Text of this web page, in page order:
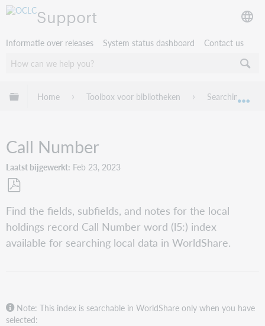
Support
Informatie over releases System status dashboard Contact us
Mondiale hiërarchie uitvouwen / samenvouwen
Home Toolbox voor bibliotheken Searching
Call Number
Laatst bijgewerkt Feb 23, 2023
als
pdf
Find the fields, subfields, and notes for the local
holdings record Call Number word (l5:) index
available for searching local data in WorldShare.
Note: This index is searchable in WorldShare only when you have
selected: